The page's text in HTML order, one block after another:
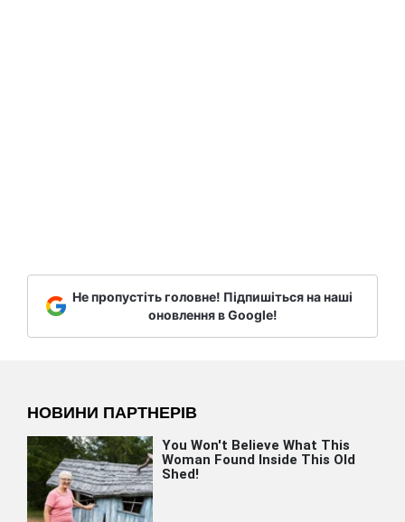
Не пропустіть головне! Підпишіться на наші
оновлення в Google!